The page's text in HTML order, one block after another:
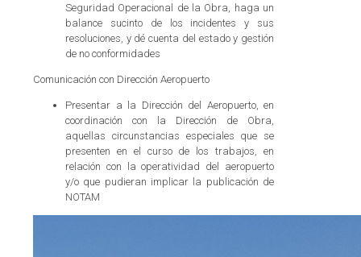
Seguridad Operacional de la Obra, haga un
balance sucinto de los incidentes y sus
resoluciones, y dé cuenta del estado y gestión
de no conformidades
Comunicación con Dirección Aeropuerto
Presentar a la Dirección del Aeropuerto, en
coordinación con la Dirección de Obra,
aquellas circunstancias especiales que se
presenten en el curso de los trabajos, en
relación con la operatividad del aeropuerto
y/o que pudieran implicar la publicación de
NOTAM